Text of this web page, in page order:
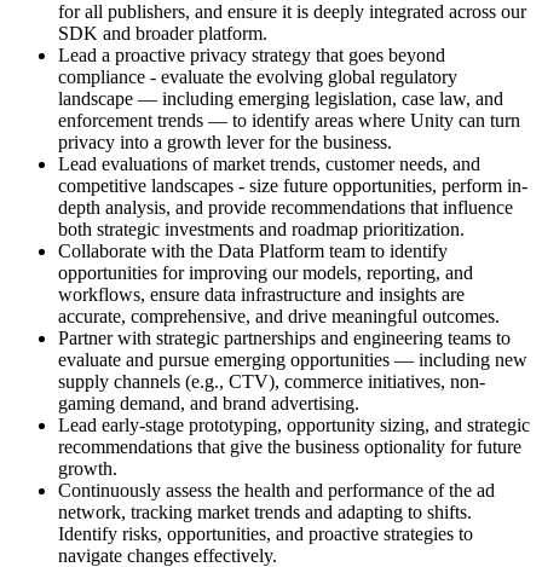
for all publishers, and ensure it is deeply integrated across our
SDK and broader platform.
Lead a proactive privacy strategy that goes beyond
compliance - evaluate the evolving global regulatory
landscape — including emerging legislation, case law, and
enforcement trends — to identify areas where Unity can turn
privacy into a growth lever for the business.
Lead evaluations of market trends, customer needs, and
competitive landscapes - size future opportunities, perform in-
depth analysis, and provide recommendations that influence
both strategic investments and roadmap prioritization.
Collaborate with the Data Platform team to identify
opportunities for improving our models, reporting, and
workflows, ensure data infrastructure and insights are
accurate, comprehensive, and drive meaningful outcomes.
Partner with strategic partnerships and engineering teams to
evaluate and pursue emerging opportunities — including new
supply channels (e.g., CTV), commerce initiatives, non-
gaming demand, and brand advertising.
Lead early-stage prototyping, opportunity sizing, and strategic
recommendations that give the business optionality for future
growth.
Continuously assess the health and performance of the ad
network, tracking market trends and adapting to shifts.
Identify risks, opportunities, and proactive strategies to
navigate changes effectively.